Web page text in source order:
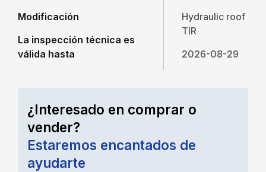
Modificación
La inspección técnica es
válida hasta
Hydraulic roof
TIR
2026-08-29
¿Interesado en comprar o
vender?
Estaremos encantados de
ayudarte